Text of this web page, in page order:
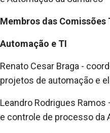
Membros das Comissões
Automação e TI
Renato Cesar Braga -
projetos de automação e
Leandro Rodrigues
e controle de processo da